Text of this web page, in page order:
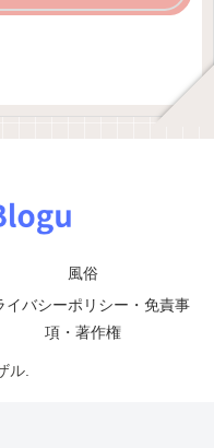
風俗
イバシーポリシー・免責事
項・著作権
ル.